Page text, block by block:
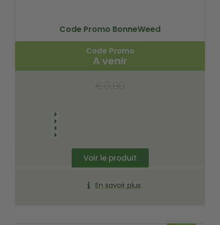
Code Promo BonneWeed
Code Promo
A venir
Voir le produit
En savoir plus